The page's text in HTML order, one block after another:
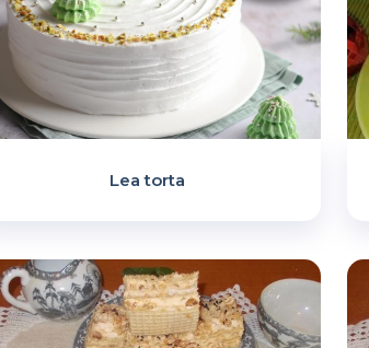
Lea torta